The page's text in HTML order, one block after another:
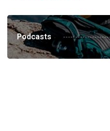
Podcasts